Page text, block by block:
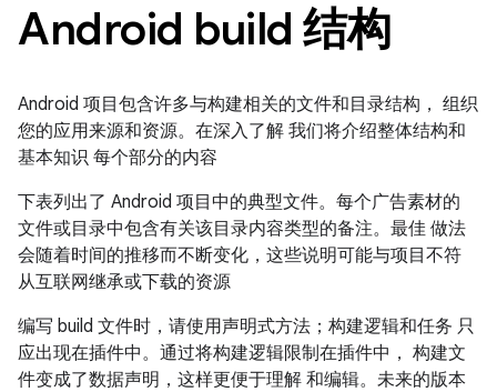
Android build 结构
Android 项目包含许多与构建相关的文件和目录结构， 组织
您的应用来源和资源。在深入了解 我们将介绍整体结构和
基本知识 每个部分的内容
下表列出了 Android 项目中的典型文件。每个广告素材的
文件或目录中包含有关该目录内容类型的备注。最佳 做法
会随着时间的推移而不断变化，这些说明可能与项目不符
从互联网继承或下载的资源
编写 build 文件时，请使用声明式方法；构建逻辑和任务 只
应出现在插件中。通过将构建逻辑限制在插件中， 构建文
件变成了数据声明，这样更便于理解 和编辑。未来的版本